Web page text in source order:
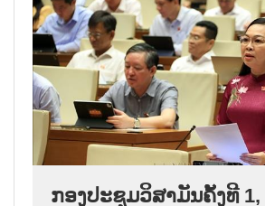
ກອງປະຊຸມວິສາມັນຄັ້ງທີ